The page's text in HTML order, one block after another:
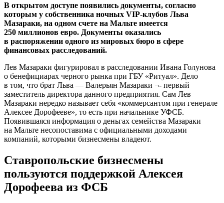
В открытом доступе появились документы, согласно
которым у собственника ночных VIP-клубов Льва
Мазараки, на одном счете на Мальте имеется
250 миллионов евро. Документы оказались
в распоряжении одного из мировых бюро в сфере
финансовых расследований.
Лев Мазараки фигурировал в расследовании Ивана Голунова
о бенефициарах черного рынка при ГБУ «Ритуал». Дело
в том, что брат Льва — Валерьян Мазараки ¬- первый
заместитель директора данного предприятия. Сам Лев
Мазараки нередко называет себя «коммерсантом при генерале
Алексее Дорофееве», то есть при начальнике УФСБ.
Появившаяся информация о деньгах семейства Мазараки
на Мальте несопоставима с официальными доходами
компаний, которыми бизнесмены владеют.
Ставропольские бизнесмены
пользуются поддержкой Алексея
Дорофеева из ФСБ